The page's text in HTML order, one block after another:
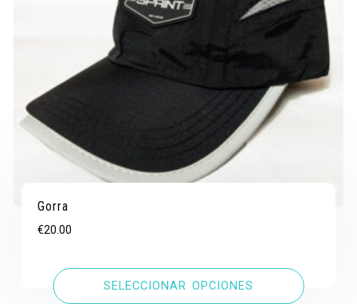
Gorra
€20.00
SELECCIONAR OPCIONES